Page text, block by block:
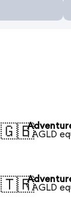
🇬🇧1 AGLD
🇹🇷1 AGLD